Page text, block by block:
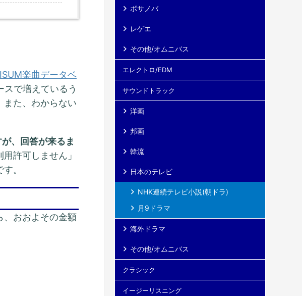
ISUM楽曲データベ
で増えているう
また、わからない
、回答が来るま
許可しません」
。
、おおよその金額
ボサノバ
レゲエ
その他/オムニバス
エレクトロ/EDM
サウンドトラック
洋画
邦画
韓流
日本のテレビ
NHK連続テレビ小説(朝ドラ)
月9ドラマ
海外ドラマ
その他/オムニバス
クラシック
イージーリスニング